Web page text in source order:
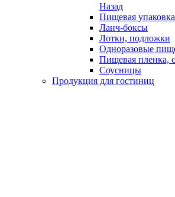
Назад
Пищевая упаковка
Ланч-боксы
Лотки, подложки
Одноразовые
Пищевая пленка,
Соусницы
Продукция для гостиниц